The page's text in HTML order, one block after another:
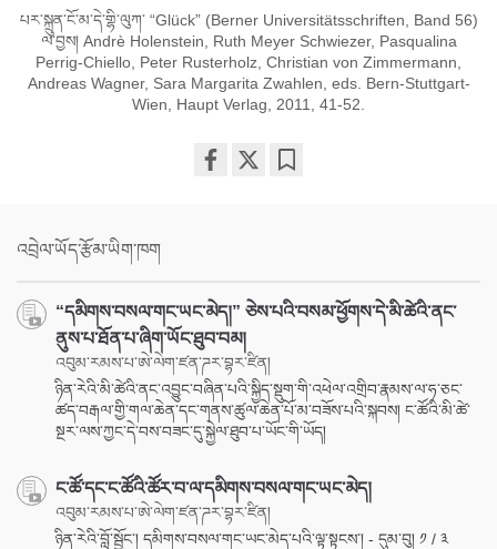
པར་སྐྲུན་ངོ་མ་དེ་གྷི་ལུཀ་ “Glück” (Berner Universitätsschriften, Band 56)
ལ་བྱས། Andrè Holenstein, Ruth Meyer Schwiezer, Pasqualina
Perrig-Chiello, Peter Rusterholz, Christian von Zimmermann,
Andreas Wagner, Sara Margarita Zwahlen, eds. Bern-Stuttgart-
Wien, Haupt Verlag, 2011, 41-52.
འབྲེལ་ཡོད་རྩོམ་ཡིག་ཁག
“དམིགས་བསལ་གང་ཡང་མེད།” ཅེས་པའི་བསམ་ཕྱོགས་དེ་མི་ཚེའི་ནང་
ནུས་པ་ཐོན་པ་ཞིག་ཡོང་ཐུབ་བམ།
འབུམ་རམས་པ་ཨེ་ལེག་ཛན་ཌར་བྷར་ཛིན།
ཉིན་རེའི་མི་ཚེའི་ནང་འབྱུང་བཞིན་པའི་སྐྱིད་སྡུག་གི་འཕེལ་འགྲིབ་རྣམས་ལ་ཧ་ཅང་
ཚད་བརྒལ་གྱི་གལ་ཆེན་དང་གནས་ཚུལ་ཆེན་པོ་མ་བཟོས་པའི་སྐབས། ང་ཚོའི་མི་ཚེ་
སྔར་ལས་ཀྱང་དེ་བས་བཟང་དུ་སྐྱེལ་ཐུབ་པ་ཡོང་གི་ཡོད།
ང་ཚོ་དང་ང་ཚོའི་ཚོར་བ་ལ་དམིགས་བསལ་གང་ཡང་མེད།
འབུམ་རམས་པ་ཨེ་ལེག་ཛན་ཌར་བྷར་ཛིན།
ཉིན་རེའི་བློ་སྦྱོང་། དམིགས་བསལ་གང་ཡང་མེད་པའི་ལྟ་སྟངས་། - དུམ་བུ། ༡ / ༣